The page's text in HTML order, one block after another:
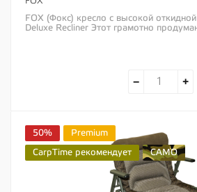
FOX (Фокс) кресло с высокой
Deluxe Recliner Этот грамотно
− +
50%
Premium
CarpTime рекомендует
CAMO